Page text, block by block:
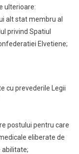
ulterioare:
alt stat membru al
privind Spatiul
Elvetiene;
cu prevederile Legii
postului pentru care
eliberate de
abilitate;